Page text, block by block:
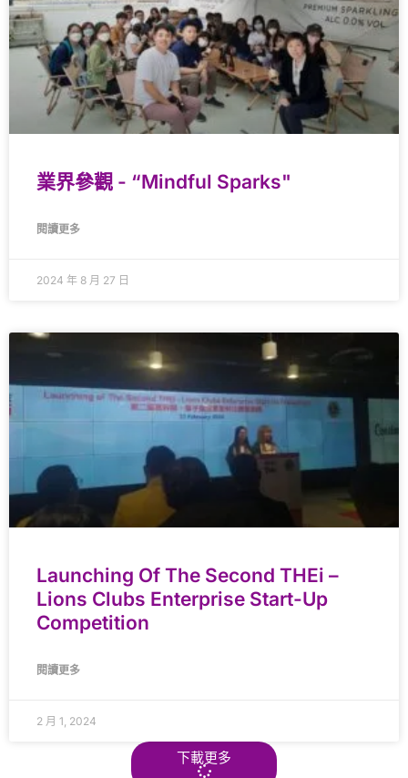
業界參觀 - “Mindful Sparks"
閱讀更多
2024 年 8 月 27 日
Launching Of The Second THEi –
Lions Clubs Enterprise Start-Up
Competition
閱讀更多
2 月 1, 2024
下載更多